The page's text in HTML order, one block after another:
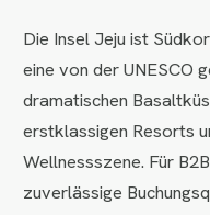
Die Insel Jeju ist
eine von der UNESCO
dramatischen
erstklassigen Resorts
Wellnessszene. Für
zuverlässige